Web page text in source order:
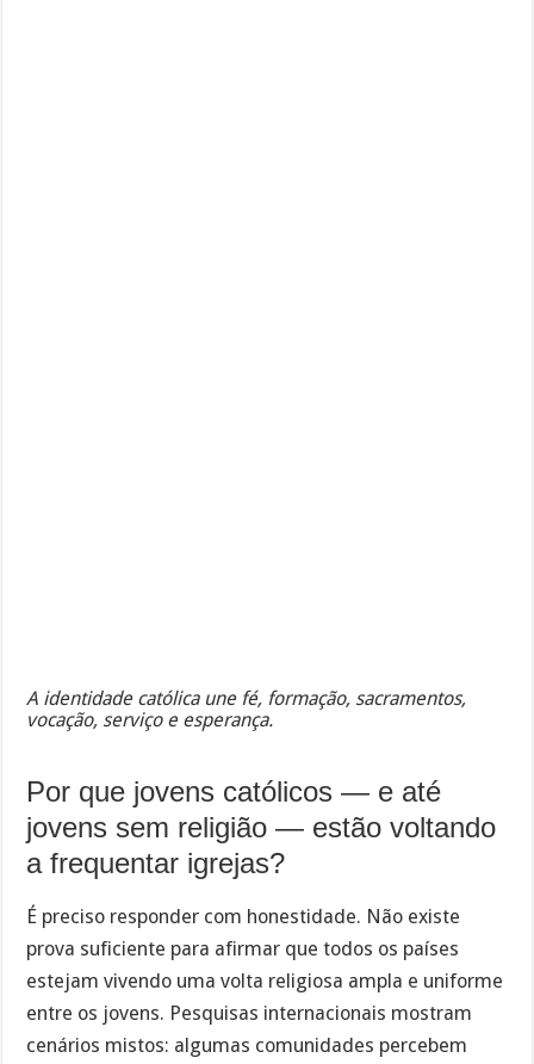
A identidade católica une fé, formação, sacramentos,
vocação, serviço e esperança.
Por que jovens católicos — e até
jovens sem religião — estão voltando
a frequentar igrejas?
É preciso responder com honestidade. Não existe
prova suficiente para afirmar que todos os países
estejam vivendo uma volta religiosa ampla e uniforme
entre os jovens. Pesquisas internacionais mostram
cenários mistos: algumas comunidades percebem